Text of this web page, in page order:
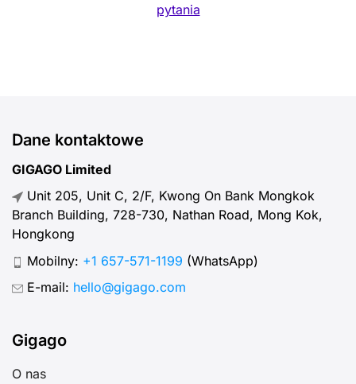
pytania
Dane kontaktowe
GIGAGO Limited
Unit 205, Unit C, 2/F, Kwong On Bank Mongkok
Branch Building, 728-730, Nathan Road, Mong Kok,
Hongkong
Mobilny: +1 657-571-1199 (WhatsApp)
E-mail: hello@gigago.com
Gigago
O nas